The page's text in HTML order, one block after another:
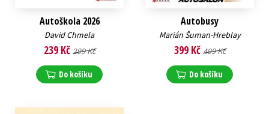
Autoškola 2026
David Chmela
239 Kč 299 Kč
Do košíku
Autobusy
Marián Šuman-Hreblay
399 Kč 499 Kč
Do košíku